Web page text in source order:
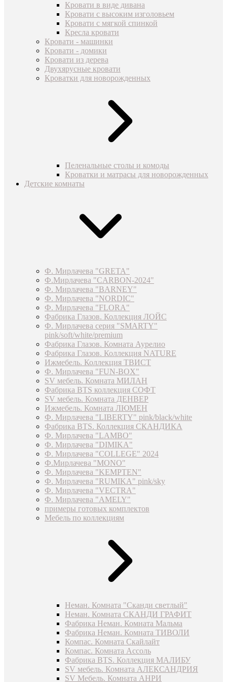
Кровати в виде дивана
Кровати с высоким изголовьем
Кровати с мягкой спинкой
Кресла кровати
Кровати - машинки
Кровати - домики
Кровати из дерева
Двухярусные кровати
Кроватки для новорожденных
Пеленальные столы и комоды
Кроватки и матрасы для новорожденных
Детские комнаты
Ф. Мирлачева "GRETA"
Ф.Мирлачева "CARBON-2024"
Ф. Мирлачева "BARNEY"
Ф. Мирлачева "NORDIC"
Ф. Мирлачева "FLORA"
Фабрика Глазов. Коллекция ЛОЙС
Ф. Мирлачева серия "SMARTY"
pink/soft/white/premium
Фабрика Глазов. Комната Аурелио
Фабрика Глазов. Коллекция NATURE
Ижмебель. Коллекция ТВИСТ
Ф. Мирлачева "FUN-BOX"
SV мебель. Комната МИЛАН
Фабрика BTS коллекция СОФТ
SV мебель. Комната ДЕНВЕР
Ижмебель. Комната ЛЮМЕН
Ф. Мирлачева "LIBERTY" pink/black/white
Фабрика BTS. Коллекция СКАНДИКА
Ф. Мирлачева "LAMBO"
Ф. Мирлачева "DIMIKA"
Ф. Мирлачева "COLLEGE" 2024
Ф.Мирлачева "MONO"
Ф. Мирлачева "KEMPTEN"
Ф. Мирлачева "RUMIKA" pink/sky
Ф. Мирлачева "VECTRA"
Ф. Мирлачева "AMELY"
примеры готовых комплектов
Мебель по коллекциям
Неман. Комната "Сканди светлый"
Неман. Комната СКАНДИ ГРАФИТ
Фабрика Неман. Комната Мальма
Фабрика Неман. Комната ТИВОЛИ
Компас. Комната Скайлайт
Компас. Комната Ассоль
Фабрика BTS. Коллекция МАЛИБУ
SV мебель. Комната АЛЕКСАНДРИЯ
SV Мебель. Комната АНРИ